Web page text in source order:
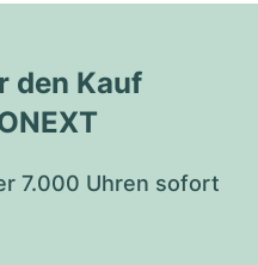
den Kauf
7.000 Uhren sofort